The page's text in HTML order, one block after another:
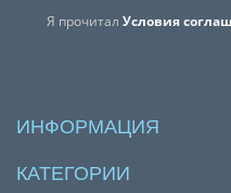
Я прочитал Условия
ИНФОРМАЦИЯ
КАТЕГОРИИ